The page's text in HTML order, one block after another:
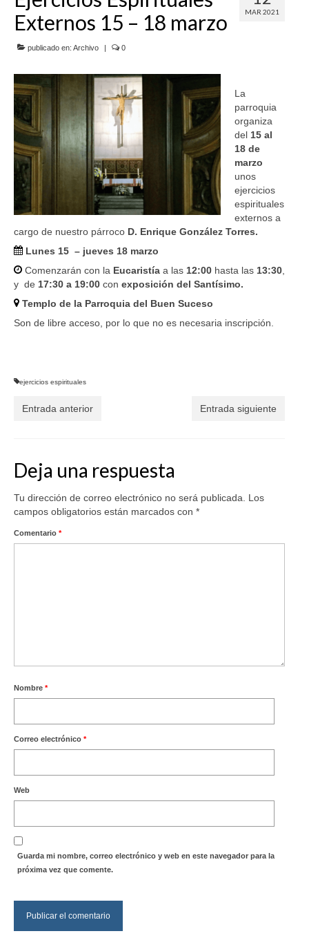
SERVICIOS
COF
BUENOS SUCESOS
MAR 2021
Externos 15 – 18 marzo
publicado en: Archivo 0
La
parroquia
organiza
del 15 al
18 de
marzo
unos
ejercicios
espirituales
externos a
cargo de nuestro párroco D. Enrique González Torres.
Lunes 15 – jueves 18 marzo
Comenzarán con la Eucaristía a las 12:00 hasta las 13:30,
y de 17:30 a 19:00 con exposición del Santísimo.
Templo de la Parroquia del Buen Suceso
Son de libre acceso, por lo que no es necesaria inscripción.
ejercicios espirituales
Entrada anterior Entrada siguiente
Deja una respuesta
Tu dirección de correo electrónico no será publicada. Los
campos obligatorios están marcados con *
Comentario *
Nombre *
Correo electrónico *
Web
Guarda mi nombre, correo electrónico y web en este navegador para la
próxima vez que comente.